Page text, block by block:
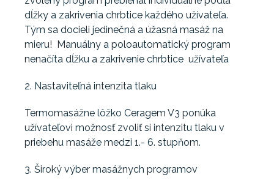
dĺžky a zakrivenia chrbtice každého užívateľa.
Tým sa docieli jedinečná a úžasná masáž na
mieru! Manuálny a poloautomatický program
nenačíta dĺžku a zakrivenie chrbtice užívateľa
2. Nastaviteľná intenzita tlaku
Termomasážne lôžko Ceragem V3 ponúka
užívateľovi možnosť zvoliť si intenzitu tlaku v
priebehu masáže medzi 1.- 6. stupňom.
3. Široký výber masážnych programov